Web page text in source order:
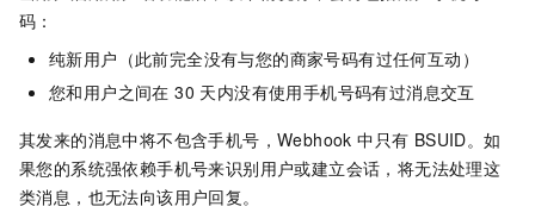
码：
纯新用户（此前完全没有与您的商家号码有过任何互动）
您和用户之间在 30 天内没有使用手机号码有过消息交互
其发来的消息中将不包含手机号，Webhook 中只有 BSUID。如
果您的系统强依赖手机号来识别用户或建立会话，将无法处理这
类消息，也无法向该用户回复。